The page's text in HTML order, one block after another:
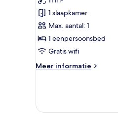
niet-
roken
laden
1 slaapkamer
Max. aantal: 1
1 eenpersoonsbed
Gratis wifi
Meer informatie
Meer
roken